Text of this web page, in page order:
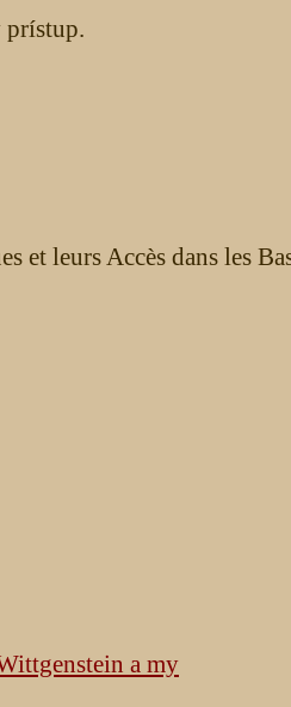
prístup.
et leurs Accès dans les
a my